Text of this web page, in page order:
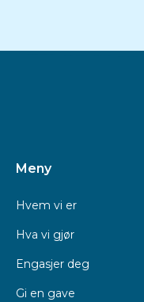
Meny
Hvem vi er
Hva vi gjør
Engasjer deg
Gi en gave